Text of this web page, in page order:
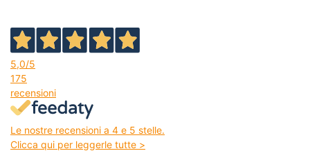
5,0/5
175
recensioni
Le nostre recensioni a 4 e 5 stelle.
Clicca qui per leggerle tutte >